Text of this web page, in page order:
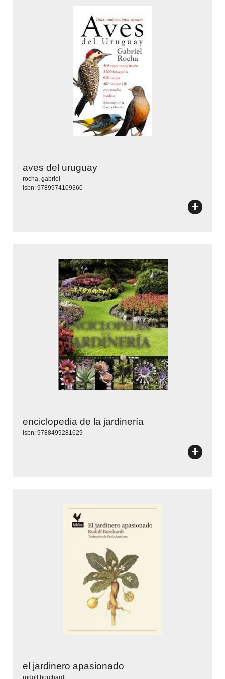
aves del uruguay
rocha, gabriel
isbn: 9789974109360
+
enciclopedia de la jardinería
isbn: 9788499281629
+
el jardinero apasionado
rudolf borchardt